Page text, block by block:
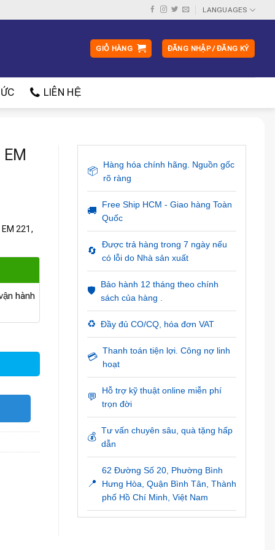
LANGUAGES
GIỎ HÀNG ĐĂNG NHẬP / ĐĂNG KÝ
LIÊN HỆ
221,
hành
📦
Hàng hóa chính hãng. Nguồn gốc
rõ ràng
🚚
Free Ship HCM - Giao hàng Toàn
Quốc
🔄
Được trả hàng trong 7 ngày nếu
có lỗi do Nhà sản xuất
🛡️
Bảo hành 12 tháng theo chính
sách của hàng .
♻️ Đầy đủ CO/CQ, hóa đơn VAT
💳
Thanh toán tiện lợi. Công nợ linh
hoạt
💬
Hỗ trợ kỹ thuật online miễn phí
trọn đời
💰
Tư vấn chuyên sâu, quà tặng hấp
dẫn
📍
62 Đường Số 20, Phường Bình
Hưng Hòa, Quận Bình Tân, Thành
phố Hồ Chí Minh, Việt Nam